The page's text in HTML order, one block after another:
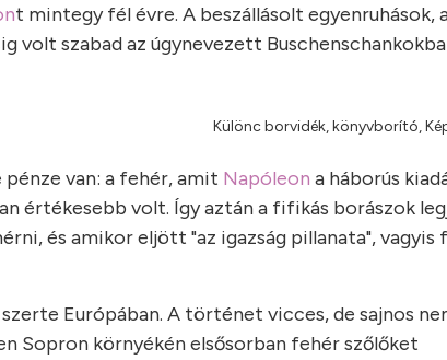
t mintegy fél évre. A beszállásolt egyenruhások,
volt szabad az úgynevezett
Különc borvidék, könyvborító,
van: a fehér, amit Napóleon a háborús
értékesebb volt. Így aztán a fifikás borászok
és amikor eljött "az igazság pillanata", vagyis
Európában. A történet vicces, de sajnos
Sopron környékén elsősorban fehér szőlőket